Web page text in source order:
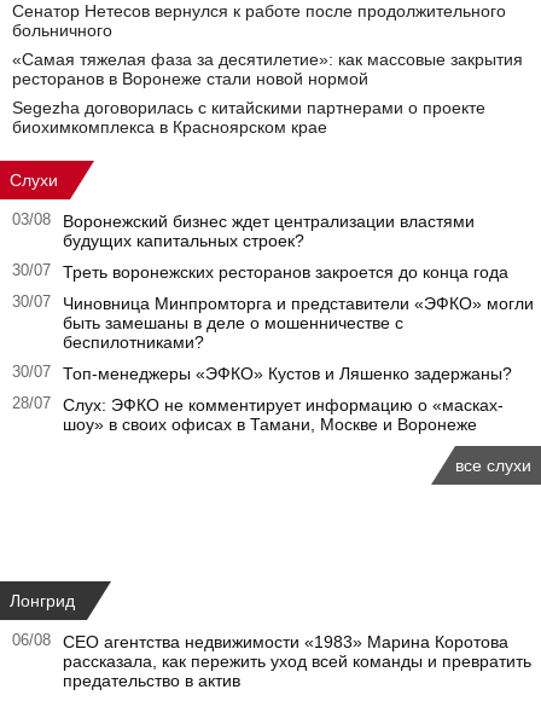
Сенатор Нетесов вернулся к работе после продолжительного
больничного
«Самая тяжелая фаза за десятилетие»: как массовые закрытия
ресторанов в Воронеже стали новой нормой
Segezha договорилась с китайскими партнерами о проекте
биохимкомплекса в Красноярском крае
Слухи
03/08
Воронежский бизнес ждет централизации властями
будущих капитальных строек?
30/07 Треть воронежских ресторанов закроется до конца года
30/07
Чиновница Минпромторга и представители «ЭФКО» могли
быть замешаны в деле о мошенничестве с
беспилотниками?
30/07 Топ-менеджеры «ЭФКО» Кустов и Ляшенко задержаны?
28/07
Слух: ЭФКО не комментирует информацию о «масках-
шоу» в своих офисах в Тамани, Москве и Воронеже
все слухи
Лонгрид
06/08
CEO агентства недвижимости «1983» Марина Коротова
рассказала, как пережить уход всей команды и превратить
предательство в актив